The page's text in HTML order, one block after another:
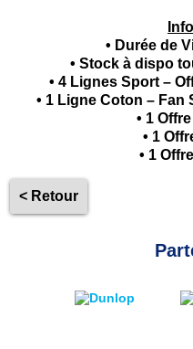
• Durée de
• Stock à dispo
• 4 Lignes Sport –
• 1 Ligne Coton –
• 1
• 1
• 1
< Retour